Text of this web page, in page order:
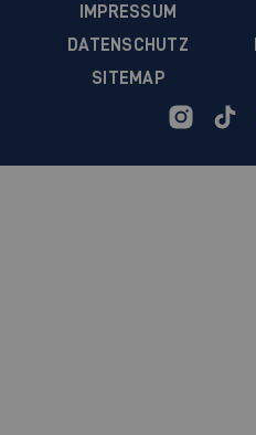
IMPRESSUM
DATENSCHUTZ
SITEMAP